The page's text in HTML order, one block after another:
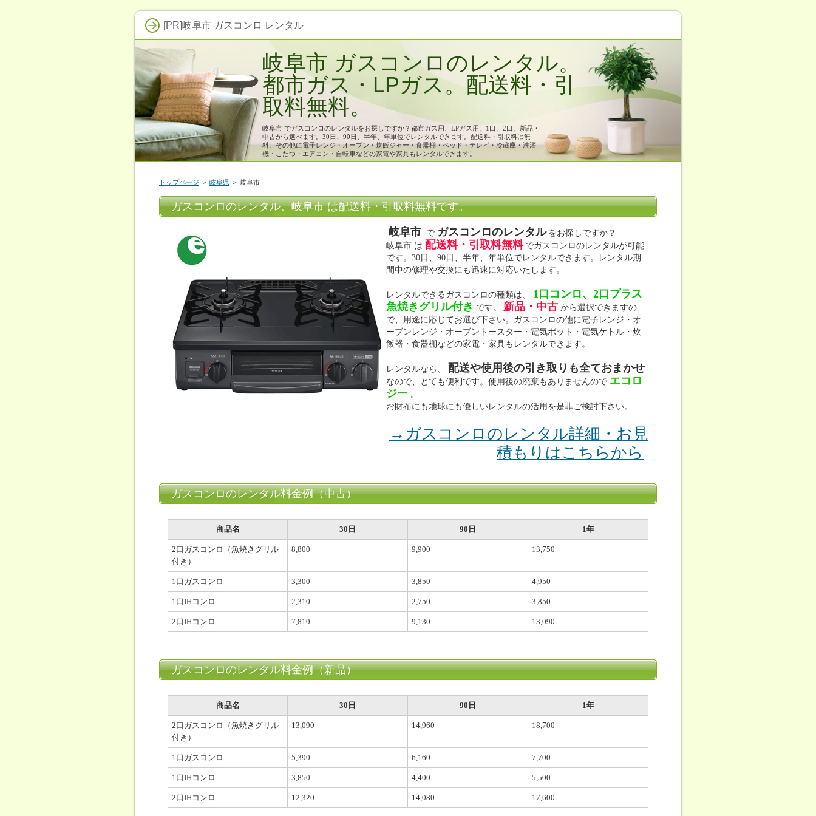
[PR]岐阜市 ガスコンロ レンタル
岐阜市 ガスコンロのレンタル。
都市ガス・LPガス。配送料・引
取料無料。
岐阜市 でガスコンロのレンタルをお探しですか？都市ガス用、LPガス用、1口、2口、新品・
中古から選べます。30日、90日、半年、年単位でレンタルできます。配送料・引取料は無
料。その他に電子レンジ・オーブン・炊飯ジャー・食器棚・ベッド・テレビ・冷蔵庫・洗濯
機・こたつ・エアコン・自転車などの家電や家具もレンタルできます。
トップページ ＞ 岐阜県 ＞ 岐阜市
ガスコンロのレンタル、岐阜市 は配送料・引取料無料です。
岐阜市 で ガスコンロのレンタル をお探しですか？
岐阜市 は 配送料・引取料無料 でガスコンロのレンタルが可能
です。30日、90日、半年、年単位でレンタルできます。レンタル期
間中の修理や交換にも迅速に対応いたします。
レンタルできるガスコンロの種類は、
1口コンロ、2口プラス
魚焼きグリル付き です。 新品・中古 から選択できますの
で、用途に応じてお選び下さい。ガスコンロの他に電子レンジ・オ
ーブンレンジ・オーブントースター・電気ポット・電気ケトル・炊
飯器・食器棚などの家電・家具もレンタルできます。
レンタルなら、 配送や使用後の引き取りも全ておまかせ
なので、とても便利です。使用後の廃棄もありませんので エコロ
ジー 。
お財布にも地球にも優しいレンタルの活用を是非ご検討下さい。
→ガスコンロのレンタル詳細・お見
積もりはこちらから
ガスコンロのレンタル料金例（中古）
商品名 30日 90日 1年
2口ガスコンロ（魚焼きグリル
付き）
8,800 9,900 13,750
1口ガスコンロ 3,300 3,850 4,950
1口IHコンロ 2,310 2,750 3,850
2口IHコンロ 7,810 9,130 13,090
ガスコンロのレンタル料金例（新品）
商品名 30日 90日 1年
2口ガスコンロ（魚焼きグリル
付き）
13,090 14,960 18,700
1口ガスコンロ 5,390 6,160 7,700
1口IHコンロ 3,850 4,400 5,500
2口IHコンロ 12,320 14,080 17,600